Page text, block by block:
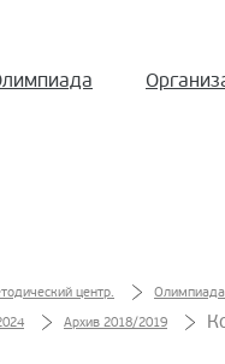
центр.
Олимпиада
Архив 2018/2019